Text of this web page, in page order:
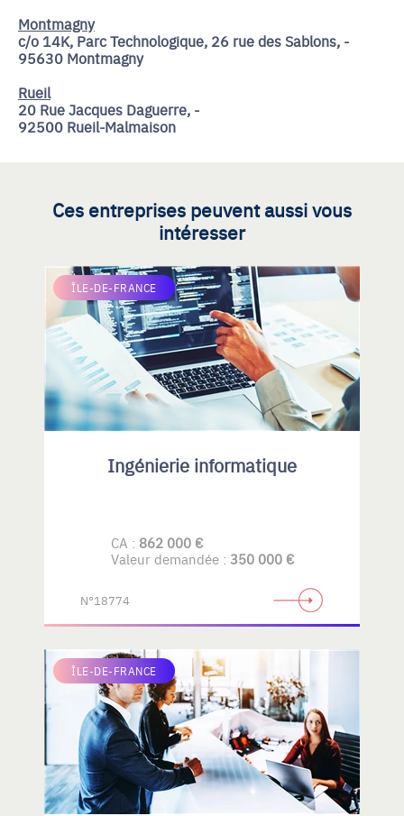
Montmagny
c/o 14K, Parc Technologique, 26 rue des Sablons, -
95630 Montmagny
Rueil
20 Rue Jacques Daguerre, -
92500 Rueil-Malmaison
Ces entreprises peuvent aussi vous
intéresser
ÎLE-DE-FRANCE
Ingénierie informatique
CA : 862 000 €
Valeur demandée : 350 000 €
N°18774
ÎLE-DE-FRANCE